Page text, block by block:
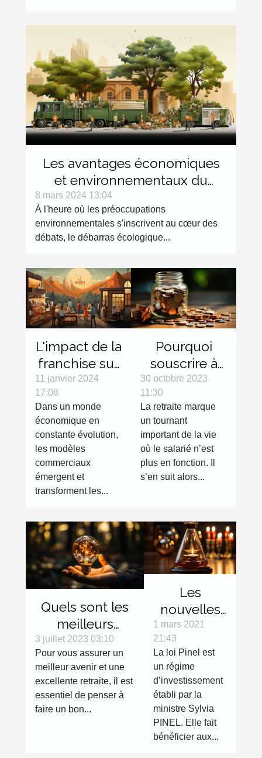
Les avantages économiques
et environnementaux du
débarras écologique
8 mars 2024 13:04
À l'heure où les préoccupations
environnementales s'inscrivent au cœur des
débats, le débarras écologique...
L'impact de la
franchise sur
l'économie
11 janvier 2024
17:08
Dans un monde
économique en
constante évolution,
les modèles
commerciaux
émergent et
transforment les...
Pourquoi
souscrire à
une
assurance
retraite ?
30 octobre 2023
11:30
La retraite marque
un tournant
important de la vie
où le salarié n’est
plus en fonction. Il
s’en suit alors...
Quels sont les
meilleurs
investissements
en 2023 ?
3 juillet 2023 03:10
Pour vous assurer un
meilleur avenir et une
excellente retraite, il est
essentiel de penser à
faire un bon...
Les
nouvelles
tendances
de la loi
Pinel en
2021
1 mars 2021
21:43
La loi Pinel est
un régime
d’investissement
établi par la
ministre Sylvia
PINEL. Elle fait
bénéficier aux...